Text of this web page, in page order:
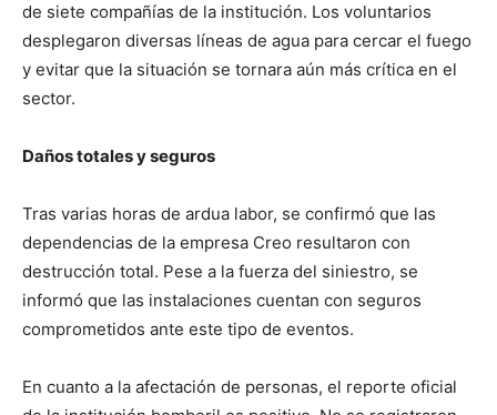
de siete compañías de la institución. Los voluntarios
desplegaron diversas líneas de agua para cercar el fuego
y evitar que la situación se tornara aún más crítica en el
sector.
Daños totales y seguros
Tras varias horas de ardua labor, se confirmó que las
dependencias de la empresa Creo resultaron con
destrucción total. Pese a la fuerza del siniestro, se
informó que las instalaciones cuentan con seguros
comprometidos ante este tipo de eventos.
En cuanto a la afectación de personas, el reporte oficial